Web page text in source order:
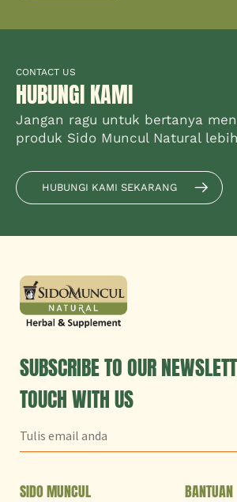
CONTACT US
HUBUNGI KAMI
Jangan ragu untuk bertanya
produk Sido Muncul Natural
HUBUNGI KAMI SEKARANG
SUBSCRIBE TO OUR
TOUCH WITH US
SIDO MUNCUL BANTUAN